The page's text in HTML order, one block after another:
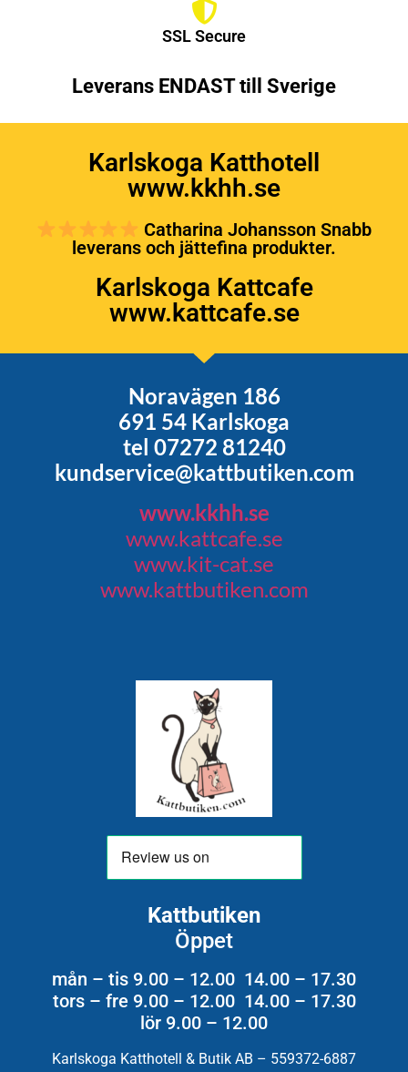
SSL Secure
Leverans ENDAST till Sverige
Karlskoga Katthotell
www.kkhh.se
Catharina Johansson Snabb
leverans och jättefina produkter.
Karlskoga Kattcafe
www.kattcafe.se
Noravägen 186
691 54 Karlskoga
tel 07272 81240
kundservice@kattbutiken.com
www.kkhh.se
www.kattcafe.se
www.kit-cat.se
www.kattbutiken.com
Kattbutiken
Öppet
mån – tis 9.00 – 12.00 14.00 – 17.30
tors – fre 9.00 – 12.00 14.00 – 17.30
lör 9.00 – 12.00
Karlskoga Katthotell & Butik AB – 559372-6887